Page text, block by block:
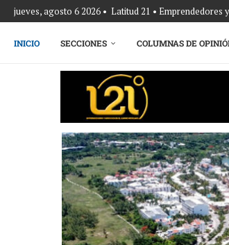
jueves, agosto 6 2026 • Latitud 21 • Emprendedores
INICIO SECCIONES COLUMNAS DE